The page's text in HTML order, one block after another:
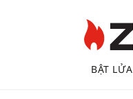
BẬT LỬA